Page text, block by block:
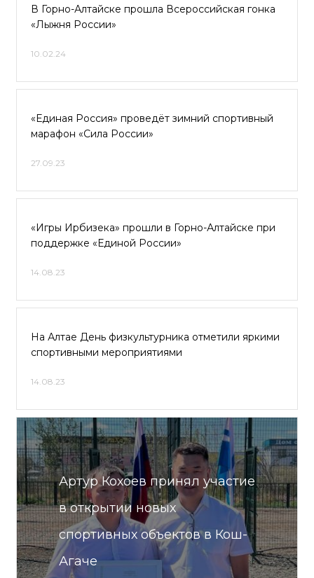
В Горно-Алтайске прошла Всероссийская гонка
«Лыжня России»
10.02.24
«Единая Россия» проведёт зимний спортивный
марафон «Сила России»
27.09.23
«Игры Ирбизека» прошли в Горно-Алтайске при
поддержке «Единой России»
14.08.23
На Алтае День физкультурника отметили яркими
спортивными мероприятиями
14.08.23
Артур Кохоев принял участие
в открытии новых
спортивных объектов в Кош-
Агаче